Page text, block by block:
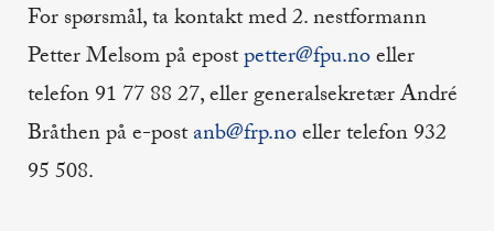
For spørsmål, ta kontakt med 2. nestformann
Petter Melsom på epostpetter@fpu.noeller
telefon 91 77 88 27, eller generalsekretær André
Bråthen på e-postanb@frp.noeller telefon 932
95 508.